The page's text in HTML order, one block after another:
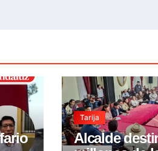
Tarija
Alcalde